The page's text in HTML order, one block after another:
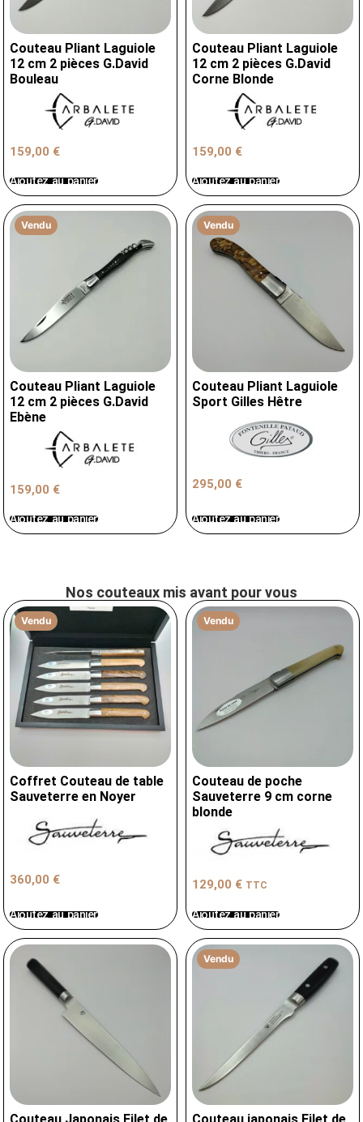
Couteau Pliant Laguiole
12 cm 2 pièces G.David
Bouleau
159,00 €
Ajoutez au panier
Couteau Pliant Laguiole
12 cm 2 pièces G.David
Corne Blonde
159,00 €
Ajoutez au panier
Vendu
Couteau Pliant Laguiole
12 cm 2 pièces G.David
Ebène
159,00 €
Ajoutez au panier
Vendu
Couteau Pliant Laguiole
Sport Gilles Hêtre
295,00 €
Ajoutez au panier
Nos couteaux mis avant pour vous
Vendu
Coffret Couteau de table
Sauveterre en Noyer
360,00 €
Ajoutez au panier
Vendu
Couteau de poche
Sauveterre 9 cm corne
blonde
129,00 € TTC
Ajoutez au panier
Vendu